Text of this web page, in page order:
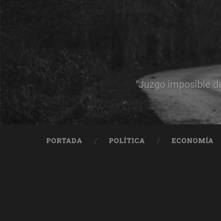
"Juzgo imposible
PORTADA POLÍTICA ECONOMÍA